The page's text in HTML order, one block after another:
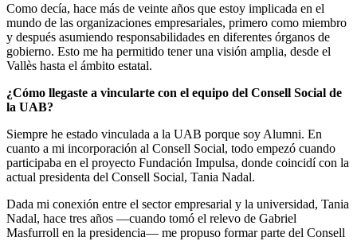
Como decía, hace más de veinte años que estoy implicada en el
mundo de las organizaciones empresariales, primero como miembro
y después asumiendo responsabilidades en diferentes órganos de
gobierno. Esto me ha permitido tener una visión amplia, desde el
Vallès hasta el ámbito estatal.
¿Cómo llegaste a vincularte con el equipo del Consell Social de
la UAB?
Siempre he estado vinculada a la UAB porque soy Alumni. En
cuanto a mi incorporación al Consell Social, todo empezó cuando
participaba en el proyecto Fundación Impulsa, donde coincidí con la
actual presidenta del Consell Social, Tania Nadal.
Dada mi conexión entre el sector empresarial y la universidad, Tania
Nadal, hace tres años —cuando tomó el relevo de Gabriel
Masfurroll en la presidencia— me propuso formar parte del Consell